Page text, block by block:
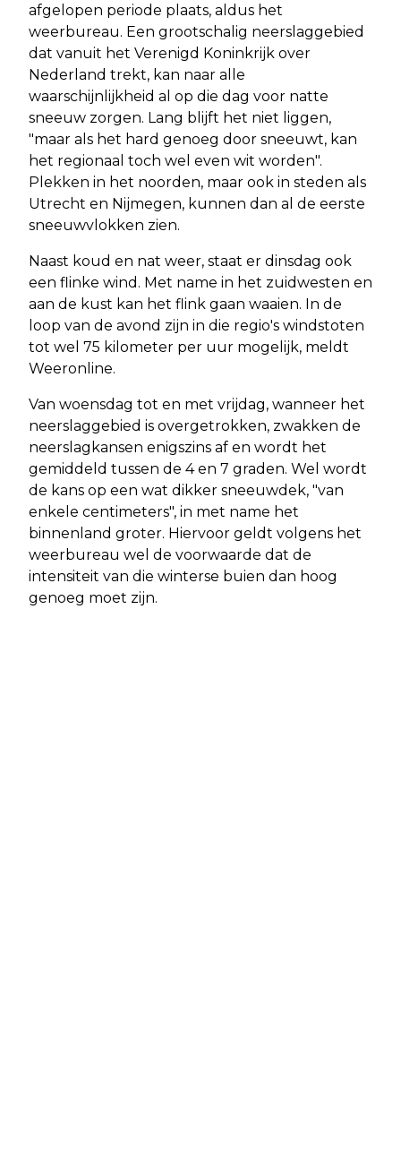
afgelopen periode plaats, aldus het
weerbureau. Een grootschalig neerslaggebied
dat vanuit het Verenigd Koninkrijk over
Nederland trekt, kan naar alle
waarschijnlijkheid al op die dag voor natte
sneeuw zorgen. Lang blijft het niet liggen,
"maar als het hard genoeg door sneeuwt, kan
het regionaal toch wel even wit worden".
Plekken in het noorden, maar ook in steden als
Utrecht en Nijmegen, kunnen dan al de eerste
sneeuwvlokken zien.
Naast koud en nat weer, staat er dinsdag ook
een flinke wind. Met name in het zuidwesten en
aan de kust kan het flink gaan waaien. In de
loop van de avond zijn in die regio's windstoten
tot wel 75 kilometer per uur mogelijk, meldt
Weeronline.
Van woensdag tot en met vrijdag, wanneer het
neerslaggebied is overgetrokken, zwakken de
neerslagkansen enigszins af en wordt het
gemiddeld tussen de 4 en 7 graden. Wel wordt
de kans op een wat dikker sneeuwdek, "van
enkele centimeters", in met name het
binnenland groter. Hiervoor geldt volgens het
weerbureau wel de voorwaarde dat de
intensiteit van die winterse buien dan hoog
genoeg moet zijn.